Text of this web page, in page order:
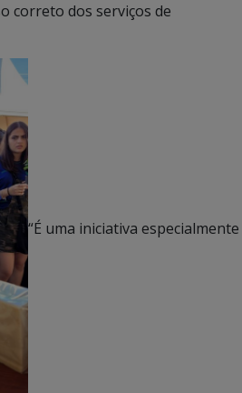
correto dos serviços de
“É uma iniciativa especialmente